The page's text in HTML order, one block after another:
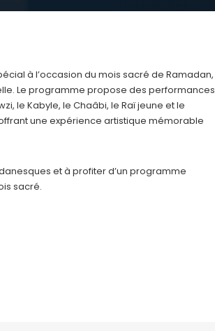
à l’occasion du mois sacré de Ramadan,
Le programme propose des performances
le Kabyle, le Chaâbi, le Raï jeune et le
une expérience artistique mémorable
et à profiter d’un programme
sacré.